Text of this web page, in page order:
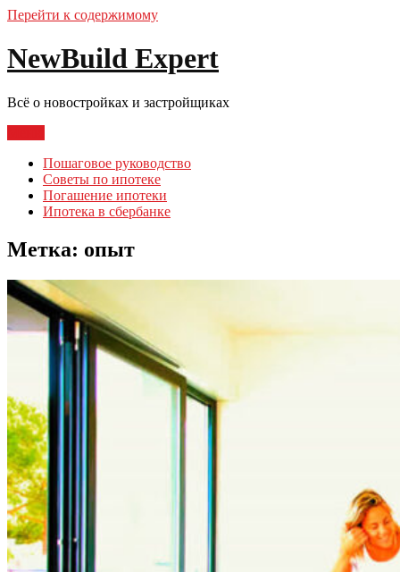
Перейти к содержимому
NewBuild Expert
Всё о новостройках и застройщиках
Пошаговое руководство
Советы по ипотеке
Погашение ипотеки
Ипотека в сбербанке
Метка: опыт